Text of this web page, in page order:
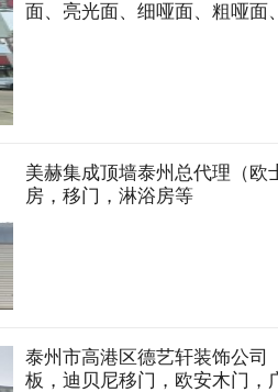
面、亮光面、细哑面、粗哑面
美赫集成顶墙泰州总代理（欧
房，移门，淋浴房等
泰州市高港区德艺轩装饰公司
板，迪贝尼移门，欧安木门，